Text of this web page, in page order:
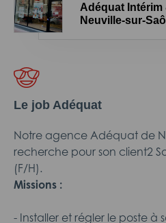
Adéquat
Neuville-sur-
Le job Adéquat
Notre agence Adéquat de
recherche pour son client2
(F/H).
Missions :
- Installer et régler le poste à